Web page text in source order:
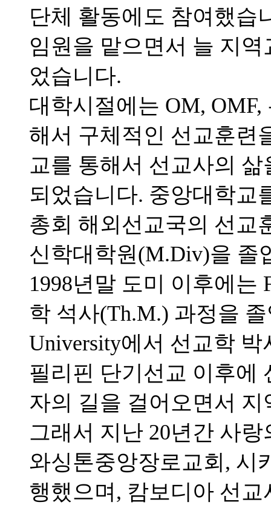
단체 활동에도 참여했습
임원을 맡으면서 늘 지
었습니다.
대학시절에는 OM,
해서 구체적인 선교훈련
교를 통해서 선교사의
되었습니다. 중앙대학교
총회 해외선교국의 선교
신학대학원(M.Div)을 졸
1998년말 도미 이후에는
학 석사(Th.M.) 과정을
University에서 선교학
필리핀 단기선교 이후에
자의 길을 걸어오면서
그래서 지난 20년간 사
와싱톤중앙장로교회, 시
행했으며, 캄보디아 선